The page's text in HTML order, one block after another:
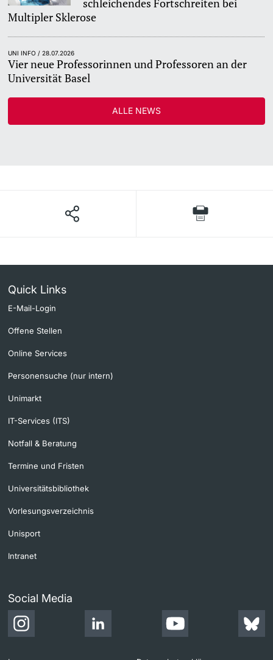
schleichendes Fortschreiten bei
Multipler Sklerose
UNI INFO / 28.07.2026
Vier neue Professorinnen und Professoren an der
Universität Basel
ALLE NEWS
Quick Links
E-Mail-Login
Offene Stellen
Online Services
Personensuche (nur intern)
Unimarkt
IT-Services (ITS)
Notfall & Beratung
Termine und Fristen
Universitätsbibliothek
Vorlesungsverzeichnis
Unisport
Intranet
Social Media